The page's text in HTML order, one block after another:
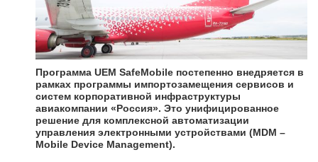
Программа UEM SafeMobile постепенно внедряется в
рамках программы импортозамещения сервисов и
систем корпоративной инфраструктуры
авиакомпании «Россия». Это унифицированное
решение для комплексной автоматизации
управления электронными устройствами (MDM –
Mobile Device Management).